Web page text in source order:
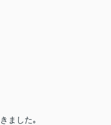
ました｡